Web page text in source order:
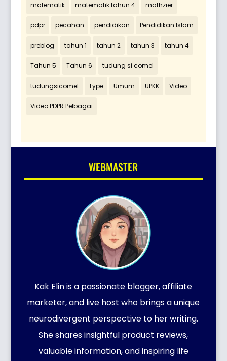
matematik matematik tahun 4 mathzier
pdpr pecahan pendidikan Pendidikan Islam
preblog tahun 1 tahun 2 tahun 3 tahun 4
Tahun 5 Tahun 6 tudung si comel
tudungsicomel Type Umum UPKK Video
Video PDPR Pelbagai
WEBMASTER
Kak Elin is a passionate blogger, affiliate
marketer, and live host who brings a unique
neurodivergent perspective to her writing.
She shares insightful product reviews,
valuable information, and inspiring life